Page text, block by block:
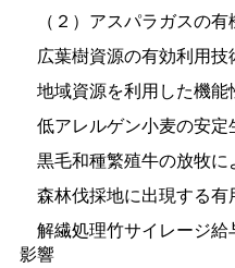
（２）アスパラガスの有
広葉樹資源の有効利用技
地域資源を利用した機能
低アレルゲン小麦の安定
黒毛和種繁殖牛の放牧に
森林伐採地に出現する有
解繊処理竹サイレージ給
影響